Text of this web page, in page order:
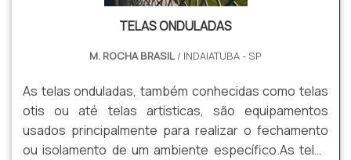
TELAS ONDULADAS
M. ROCHA BRASIL / INDAIATUBA - SP
As telas onduladas, também conhecidas como telas
otis ou até telas artísticas, são equipamentos
usados principalmente para realizar o fechamento
ou isolamento de um ambiente específico.As telas